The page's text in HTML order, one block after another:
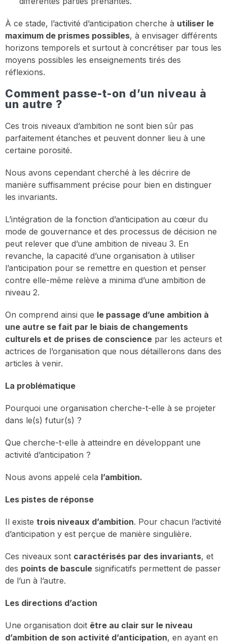
À ce stade, l’activité d’anticipation cherche à utiliser le
maximum de prismes possibles, à envisager différents
horizons temporels et surtout à concrétiser par tous les
moyens possibles les enseignements tirés des
réflexions.
Comment passe-t-on d’un niveau à
un autre ?
Ces trois niveaux d’ambition ne sont bien sûr pas
parfaitement étanches et peuvent donner lieu à une
certaine porosité.
Nous avons cependant cherché à les décrire de
manière suffisamment précise pour bien en distinguer
les invariants.
L’intégration de la fonction d’anticipation au cœur du
mode de gouvernance et des processus de décision ne
peut relever que d’une ambition de niveau 3. En
revanche, la capacité d’une organisation à utiliser
l’anticipation pour se remettre en question et penser
contre elle-même relève a minima d’une ambition de
niveau 2.
On comprend ainsi que le passage d’une ambition à
une autre se fait par le biais de changements
culturels et de prises de conscience par les acteurs et
actrices de l’organisation que nous détaillerons dans des
articles à venir.
La problématique
Pourquoi une organisation cherche-t-elle à se projeter
dans le(s) futur(s) ?
Que cherche-t-elle à atteindre en développant une
activité d’anticipation ?
Nous avons appelé cela l’ambition.
Les pistes de réponse
Il existe trois niveaux d’ambition. Pour chacun l’activité
d’anticipation y est perçue de manière singulière.
Ces niveaux sont caractérisés par des invariants, et
des points de bascule significatifs permettent de passer
de l’un à l’autre.
Les directions d’action
Une organisation doit être au clair sur le niveau
d’ambition de son activité d’anticipation, en ayant en